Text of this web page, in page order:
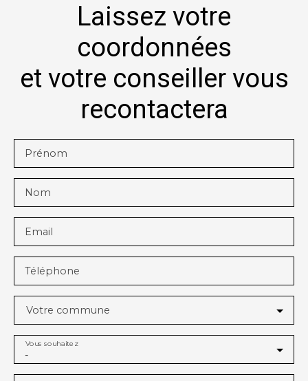
Laissez votre
coordonnées
et votre conseiller vous
recontactera
Prénom
Nom
Email
Téléphone
Votre commune
-
Vous souhaitez